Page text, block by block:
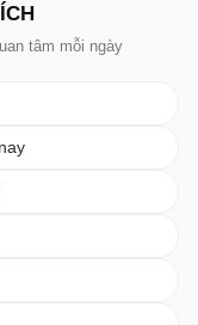
tâm mỗi ngày